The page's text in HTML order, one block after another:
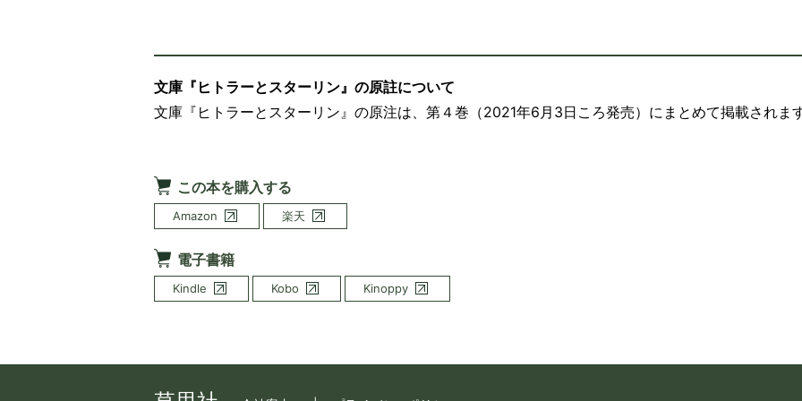
文庫『ヒトラーとスターリン』の原註について
文庫『ヒトラーとスターリン』の原注は、第４巻（2021年6月3日ころ発売）にまとめて掲載されま
この本を購入する
Amazon 楽天
電子書籍
Kindle Kobo Kinoppy